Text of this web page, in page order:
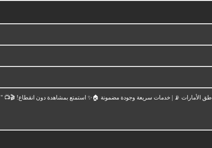
الأمارات 📡 | خدمات سريعة وجودة مضمونة 🏠✨ استمتع بمشاهدة دون انقطاع! 🎬📺 "